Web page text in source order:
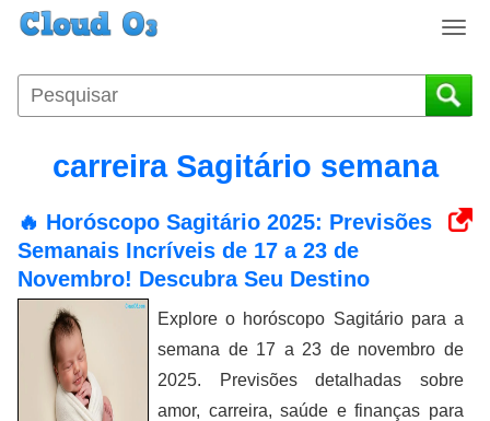
T
g
g
v
t
i
n
carreira Sagitário semana
🔥 Horóscopo Sagitário 2025: Previsões
Semanais Incríveis de 17 a 23 de
Novembro! Descubra Seu Destino
Explore o horóscopo Sagitário para a
semana de 17 a 23 de novembro de
2025. Previsões detalhadas sobre
amor, carreira, saúde e finanças para